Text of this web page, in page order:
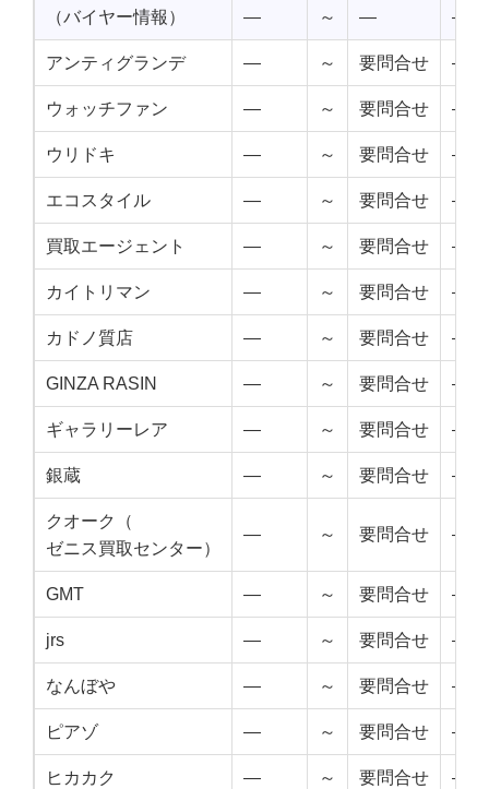
（バイヤー情報） — ～ — —
アンティグランデ — ～ 要問合せ —
ウォッチファン — ～ 要問合せ —
ウリドキ — ～ 要問合せ —
エコスタイル — ～ 要問合せ —
買取エージェント — ～ 要問合せ —
カイトリマン — ～ 要問合せ —
カドノ質店 — ～ 要問合せ —
GINZA RASIN — ～ 要問合せ —
ギャラリーレア — ～ 要問合せ —
銀蔵 — ～ 要問合せ —
クオーク（
ゼニス買取センター）
— ～ 要問合せ —
GMT — ～ 要問合せ —
jrs — ～ 要問合せ —
なんぼや — ～ 要問合せ —
ピアゾ — ～ 要問合せ —
ヒカカク — ～ 要問合せ —